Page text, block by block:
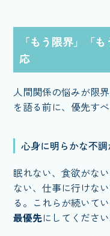
「もう限界」「
応
人間関係の悩みが限
を語る前に、優先す
心身に明らかな不
眠れない、食欲がな
ない、仕事に行けな
る。これらが続いて
最優先にしてください